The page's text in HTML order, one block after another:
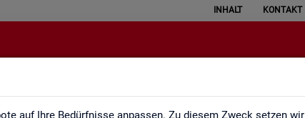
auf Ihre Bedürfnisse anpassen. Zu diesem Zweck setzen wir
INHALT KONTAKT
Statistiken